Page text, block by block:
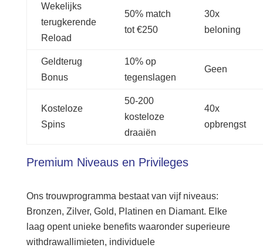
Wekelijks
terugkerende
Reload
50% match
tot €250
30x
beloning
Geldterug
Bonus
10% op
tegenslagen
Geen
Kosteloze
Spins
50-200
kosteloze
draaiën
40x
opbrengst
Premium Niveaus en Privileges
Ons trouwprogramma bestaat van vijf niveaus:
Bronzen, Zilver, Gold, Platinen en Diamant. Elke
laag opent unieke benefits waaronder superieure
withdrawallimieten, individuele